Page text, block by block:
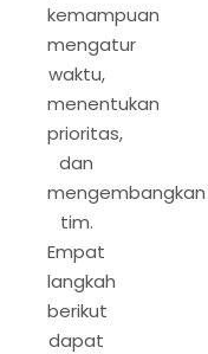
kemampuan
mengatur
waktu,
menentukan
prioritas,
dan
mengembangkan
tim.
Empat
langkah
berikut
dapat